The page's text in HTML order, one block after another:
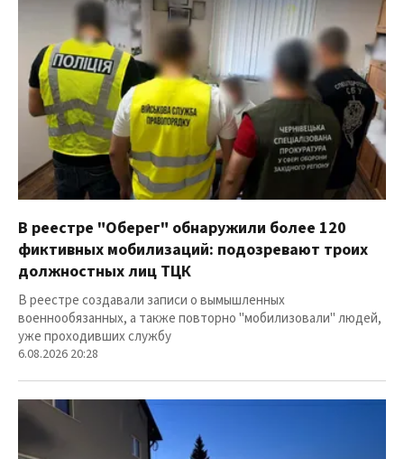
В реестре "Оберег" обнаружили более 120
фиктивных мобилизаций: подозревают троих
должностных лиц ТЦК
В реестре создавали записи о вымышленных
военнообязанных, а также повторно "мобилизовали" людей,
уже проходивших службу
6.08.2026 20:28